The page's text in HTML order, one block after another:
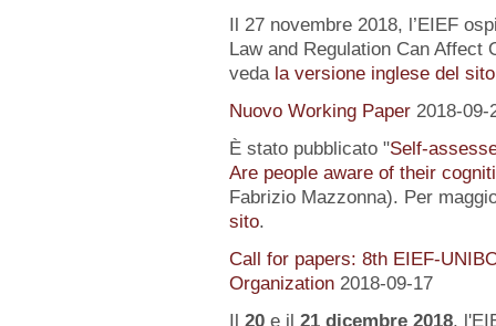
Il 27 novembre 2018, l’EIEF
Law and Regulation Can Affect
veda la versione inglese del
Nuovo Working Paper 2018-09-
È stato pubblicato "Self-
Are people aware of their
Fabrizio Mazzonna). Per
sito.
Call for papers: 8th EIEF-
Organization 2018-09-17
Il 20 e il 21 dicembre 2018,